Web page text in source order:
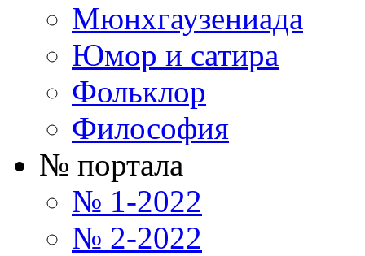
Мюнхгаузениада
Юмор и сатира
Фольклор
Философия
№ портала
№ 1-2022
№ 2-2022